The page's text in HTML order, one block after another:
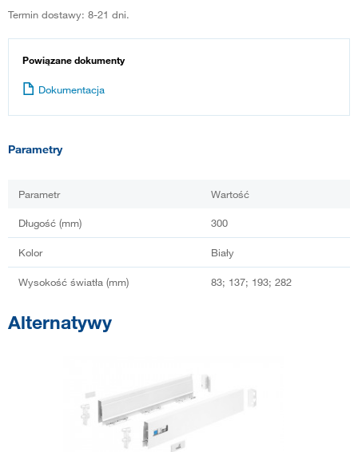
Termin dostawy: 8-21 dni.
Powiązane dokumenty
Dokumentacja
Parametry
Parametr Wartość
Długość (mm) 300
Kolor Biały
Wysokość światła (mm) 83; 137; 193; 282
Alternatywy